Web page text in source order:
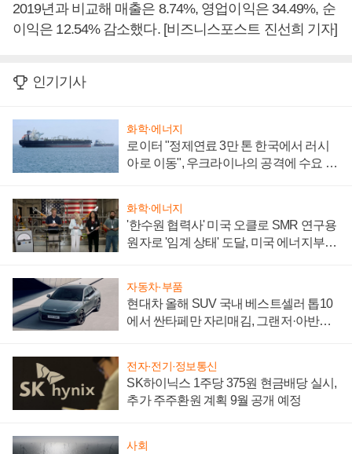
2019년과 비교해 매출은 8.74%, 영업이익은 34.49%, 순
이익은 12.54% 감소했다. [비즈니스포스트 진선희 기자]
인기기사
화학·에너지
로이터 "정제연료 3만 톤 한국에서 러시
아로 이동", 우크라이나의 공격에 수요 늘
화학·에너지
'한수원 협력사' 미국 오클로 SMR 연구용
원자로 '임계 상태' 도달, 미국 에너지부
자동차·부품
현대차 올해 SUV 국내 베스트셀러 톱10
에서 싼타페만 자리매김, 그랜저·아반떼
전자·전기·정보통신
SK하이닉스 1주당 375원 현금배당 실시,
추가 주주환원 계획 9월 공개 예정
사회